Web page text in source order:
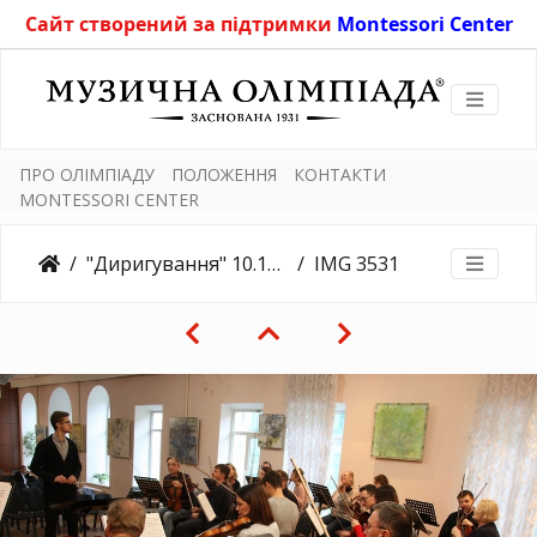
Сайт створений за підтримки Montessori Center
ПРО ОЛІМПІАДУ ПОЛОЖЕННЯ
КОНТАКТИ
MONTESSORI CENTER
"Диригування" 10.11.2019 IMG 3531